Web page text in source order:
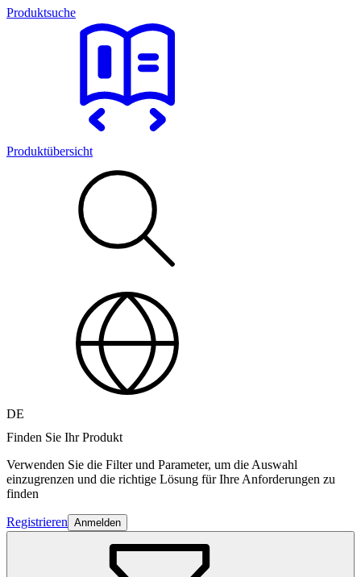
Produktsuche
Produktübersicht
DE
Finden Sie Ihr Produkt
Verwenden Sie die Filter und Parameter, um die Auswahl
einzugrenzen und die richtige Lösung für Ihre Anforderungen zu
finden
Registrieren Anmelden